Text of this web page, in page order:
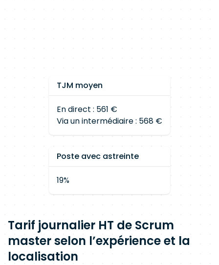
TJM moyen
En direct : 561 €
Via un intermédiaire : 568 €
Poste avec astreinte
19%
Tarif journalier HT de Scrum
master selon l’expérience et la
localisation